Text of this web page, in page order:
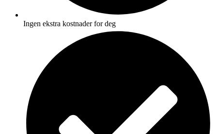
Ingen ekstra kostnader for deg